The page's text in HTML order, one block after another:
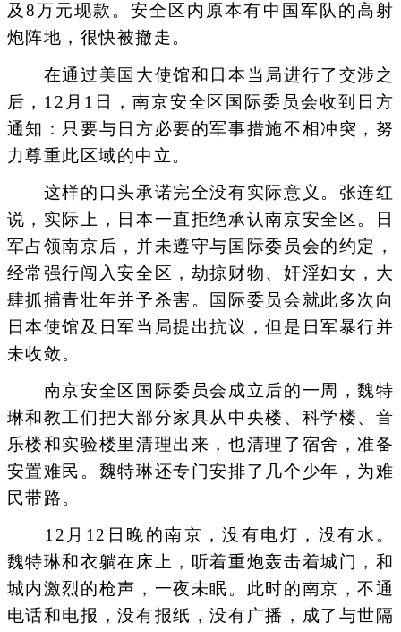
及8万元现款。安全区内原本有中国军队的高射
炮阵地，很快被撤走。
在通过美国大使馆和日本当局进行了交涉之
后，12月1日，南京安全区国际委员会收到日方
通知：只要与日方必要的军事措施不相冲突，努
力尊重此区域的中立。
这样的口头承诺完全没有实际意义。张连红
说，实际上，日本一直拒绝承认南京安全区。日
军占领南京后，并未遵守与国际委员会的约定，
经常强行闯入安全区，劫掠财物、奸淫妇女，大
肆抓捕青壮年并予杀害。国际委员会就此多次向
日本使馆及日军当局提出抗议，但是日军暴行并
未收敛。
南京安全区国际委员会成立后的一周，魏特
琳和教工们把大部分家具从中央楼、科学楼、音
乐楼和实验楼里清理出来，也清理了宿舍，准备
安置难民。魏特琳还专门安排了几个少年，为难
民带路。
12月12日晚的南京，没有电灯，没有水。
魏特琳和衣躺在床上，听着重炮轰击着城门，和
城内激烈的枪声，一夜未眠。此时的南京，不通
电话和电报，没有报纸，没有广播，成了与世隔